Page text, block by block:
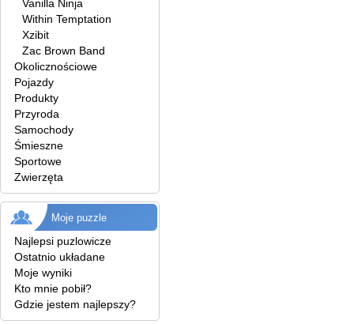
Vanilla Ninja
Within Temptation
Xzibit
Zac Brown Band
Okolicznościowe
Pojazdy
Produkty
Przyroda
Samochody
Śmieszne
Sportowe
Zwierzęta
Moje puzzle
Najlepsi puzlowicze
Ostatnio układane
Moje wyniki
Kto mnie pobił?
Gdzie jestem najlepszy?